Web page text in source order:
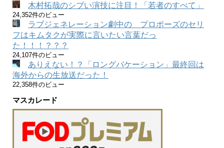
木村拓哉のシブい演技に注目！「若者のすべて」
24,352件のビュー
ラブジェネレーション劇中の プロポーズのセリ
フはキムタクが実際に言いたい言葉だっ
た！！！？？？
24,107件のビュー
ありえない！？「ロングバケーション」最終回は
海外からの生放送だった！
22,358件のビュー
マスカレード